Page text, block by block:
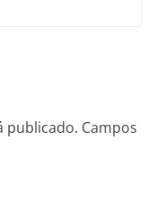
publicado. Campos